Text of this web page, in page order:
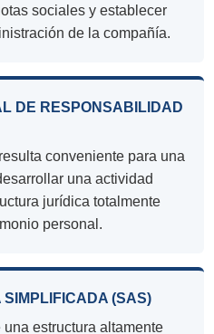
sociales y establecer
de la compañía.
DE RESPONSABILIDAD
conveniente para una
una actividad
jurídica totalmente
personal.
SIMPLIFICADA (SAS)
una estructura altamente